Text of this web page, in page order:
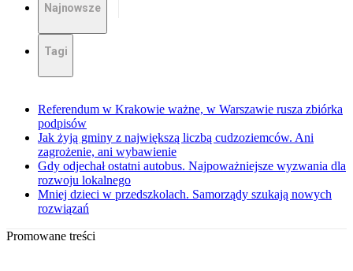
Najnowsze
Tagi
Referendum w Krakowie ważne, w Warszawie rusza zbiórka
podpisów
Jak żyją gminy z największą liczbą cudzoziemców. Ani
zagrożenie, ani wybawienie
Gdy odjechał ostatni autobus. Najpoważniejsze wyzwania dla
rozwoju lokalnego
Mniej dzieci w przedszkolach. Samorządy szukają nowych
rozwiązań
Promowane treści